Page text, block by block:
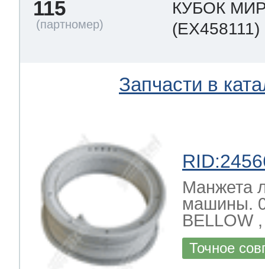
115
КУБОК
(EX458111)
Запчасти в
Манжета
машины.
BELLOW
Точное